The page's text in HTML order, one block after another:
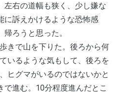
左右の道幅も狭く、少し嫌な
に訴えかけるような恐怖感
ろうと思った。
きで山を下りた。後ろから何
いるような気もして、後ろを
ヒグマがいるのではないかと
で進む。10分程度進んだとこ